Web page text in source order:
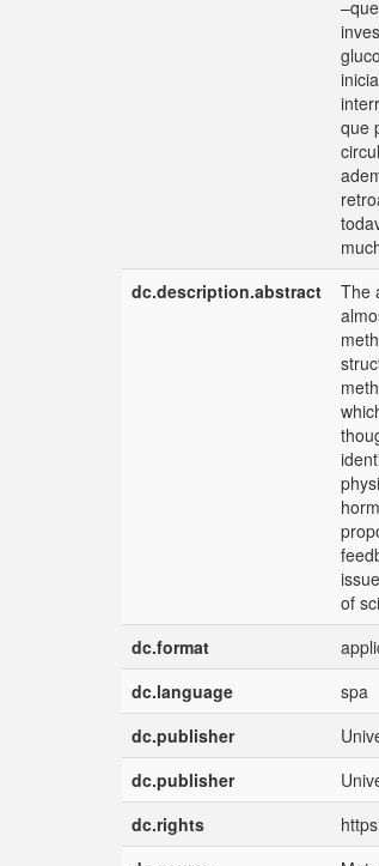
que
dc.description.abstract
The
of
dc.format
dc.language
spa
dc.publisher
dc.publisher
dc.rights